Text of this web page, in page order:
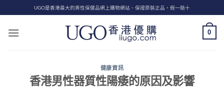
to
content
UGO是香港最大的男性保健品網上購物網站、保證原裝正品，假一賠十
0
健康資訊
香港男性器質性陽痿的原因及影響